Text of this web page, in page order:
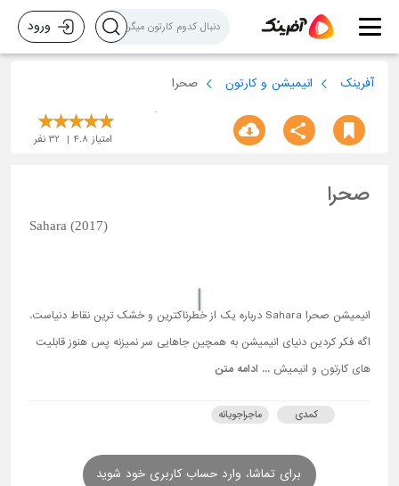
ورود
آفرینک انیمیشن و کارتون صحرا
امتیاز 4.8
32 نفر
صحرا
Sahara (2017)
انیمیشن صحرا Sahara درباره یک از خطرناکترین و خشک ترین نقاط دنیاست.
اگه فکر کردین دنیای انیمیشن به همچین جاهایی سر نمیزنه پس هنوز قابلیت
های کارتون و انیمیش ... ادامه متن
کمدی ماجراجویانه
برای تماشا، وارد حساب کاربری خود شوید